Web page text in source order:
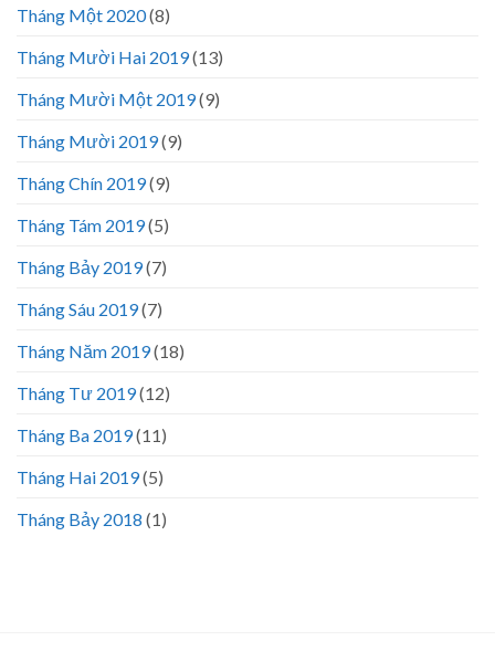
Tháng Một 2020(8)
Tháng Mười Hai 2019(13)
Tháng Mười Một 2019(9)
Tháng Mười 2019(9)
Tháng Chín 2019(9)
Tháng Tám 2019(5)
Tháng Bảy 2019(7)
Tháng Sáu 2019(7)
Tháng Năm 2019(18)
Tháng Tư 2019(12)
Tháng Ba 2019(11)
Tháng Hai 2019(5)
Tháng Bảy 2018 (1)